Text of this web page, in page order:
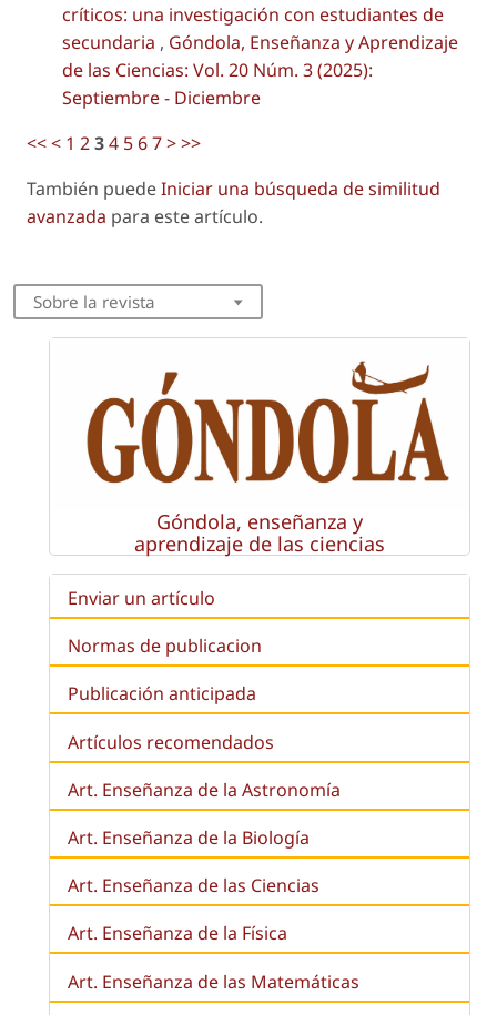
críticos: una investigación con estudiantes de
secundaria , Góndola, Enseñanza y Aprendizaje
de las Ciencias: Vol. 20 Núm. 3 (2025):
Septiembre - Diciembre
<<< 1 234 567>>>
También puedeIniciar una búsqueda de similitud
avanzada para este artículo.
Sobre la revista
Góndola, enseñanza y
aprendizaje de las ciencias
Enviar un artículo
Normas de publicacion
Publicación anticipada
Artículos recomendados
Art. Enseñanza de la Astronomía
Art. Enseñanza de la Biología
Art. Enseñanza de las Ciencias
Art. Enseñanza de la Física
Art. Enseñanza de las Matemáticas